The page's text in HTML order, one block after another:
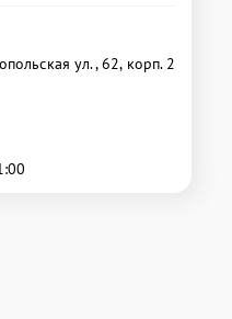
ул., 62, корп. 2